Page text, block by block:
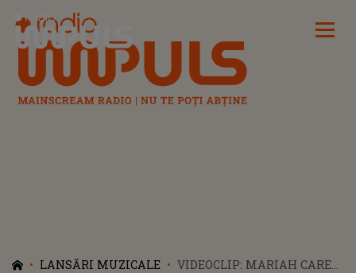
Radio Impuls
LANSĂRI MUZICALE
VIDEOCLIP: MARIAH CAREY